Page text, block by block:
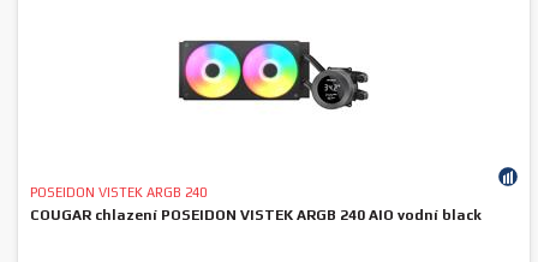
POSEIDON VISTEK ARGB 240
COUGAR chlazení POSEIDON VISTEK ARGB 240 AIO vodní black